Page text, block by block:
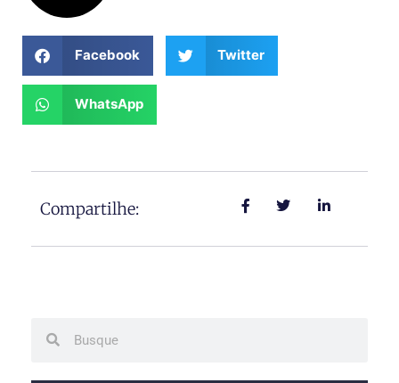
Facebook Twitter
WhatsApp
Compartilhe: